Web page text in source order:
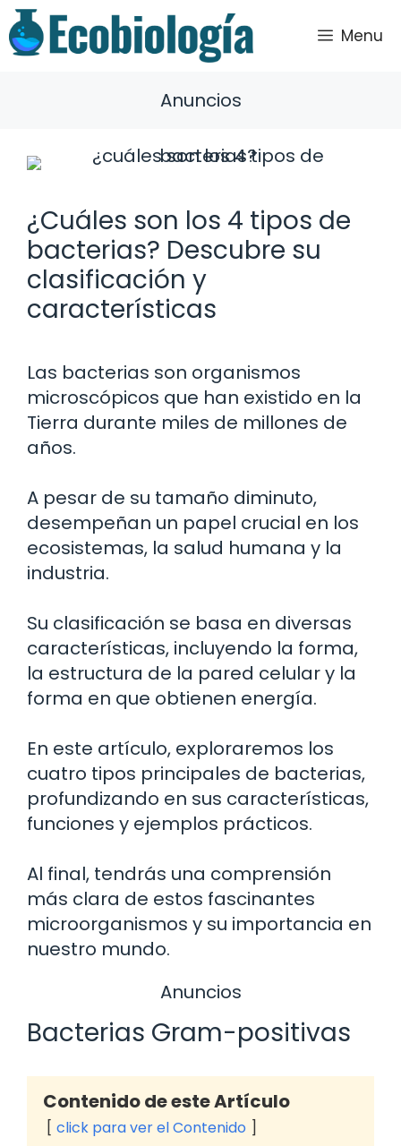
Saltar
al
contenido
Menu
Anuncios
¿Cuáles son los 4 tipos de
bacterias? Descubre su
clasificación y
características
Las bacterias son organismos
microscópicos que han existido en la
Tierra durante miles de millones de
años.
A pesar de su tamaño diminuto,
desempeñan un papel crucial en los
ecosistemas, la salud humana y la
industria.
Su clasificación se basa en diversas
características, incluyendo la forma,
la estructura de la pared celular y la
forma en que obtienen energía.
En este artículo, exploraremos los
cuatro tipos principales de bacterias,
profundizando en sus características,
funciones y ejemplos prácticos.
Al final, tendrás una comprensión
más clara de estos fascinantes
microorganismos y su importancia en
nuestro mundo.
Anuncios
Bacterias Gram-positivas
Contenido de este Artículo
click para ver el Contenido